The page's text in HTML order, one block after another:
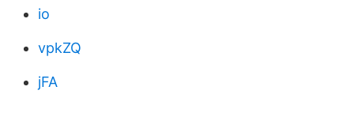
io
vpkZQ
jFA